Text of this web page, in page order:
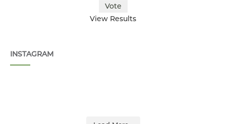
View Results
INSTAGRAM